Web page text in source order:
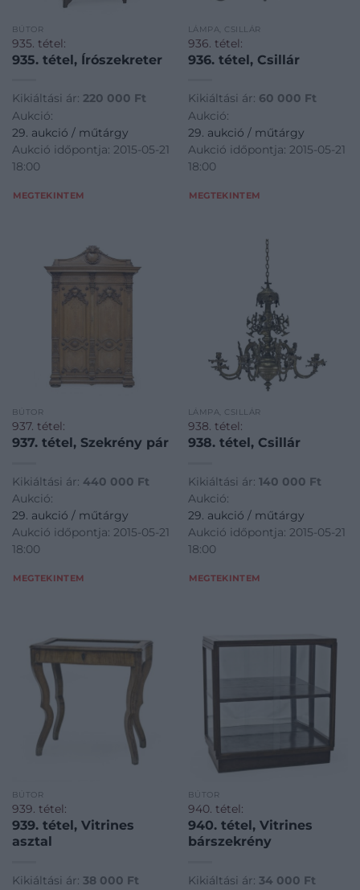
BÚTOR
935. tétel:
935. tétel, Írószekreter
Kikiáltási ár: 220 000 Ft
Aukció:
29. aukció / műtárgy
Aukció időpontja: 2015-05-21
18:00
MEGTEKINTEM
LÁMPA, CSILLÁR
936. tétel:
936. tétel, Csillár
Kikiáltási ár: 60 000 Ft
Aukció:
29. aukció / műtárgy
Aukció időpontja: 2015-05-21
18:00
MEGTEKINTEM
BÚTOR
937. tétel:
937. tétel, Szekrény pár
Kikiáltási ár: 440 000 Ft
Aukció:
29. aukció / műtárgy
Aukció időpontja: 2015-05-21
18:00
MEGTEKINTEM
LÁMPA, CSILLÁR
938. tétel:
938. tétel, Csillár
Kikiáltási ár: 140 000 Ft
Aukció:
29. aukció / műtárgy
Aukció időpontja: 2015-05-21
18:00
MEGTEKINTEM
BÚTOR
939. tétel:
939. tétel, Vitrines
asztal
Kikiáltási ár: 38 000 Ft
BÚTOR
940. tétel:
940. tétel, Vitrines
bárszekrény
Kikiáltási ár: 34 000 Ft